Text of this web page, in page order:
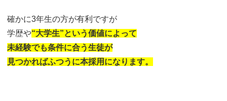
確かに3年生の方が有利ですが
学歴や“大学生”という価値によって
未経験でも条件に合う生徒が
見つかればふつうに本採用になります。